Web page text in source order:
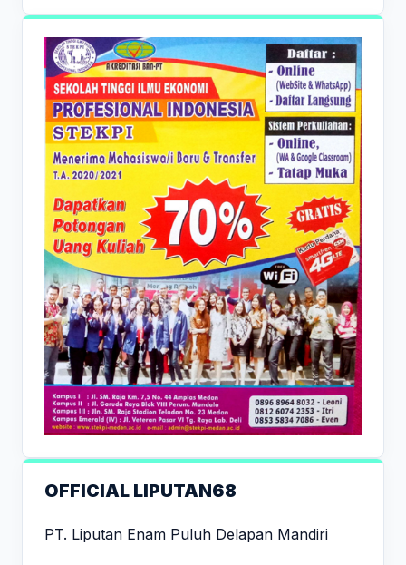
OFFICIAL LIPUTAN68
PT. Liputan Enam Puluh Delapan Mandiri